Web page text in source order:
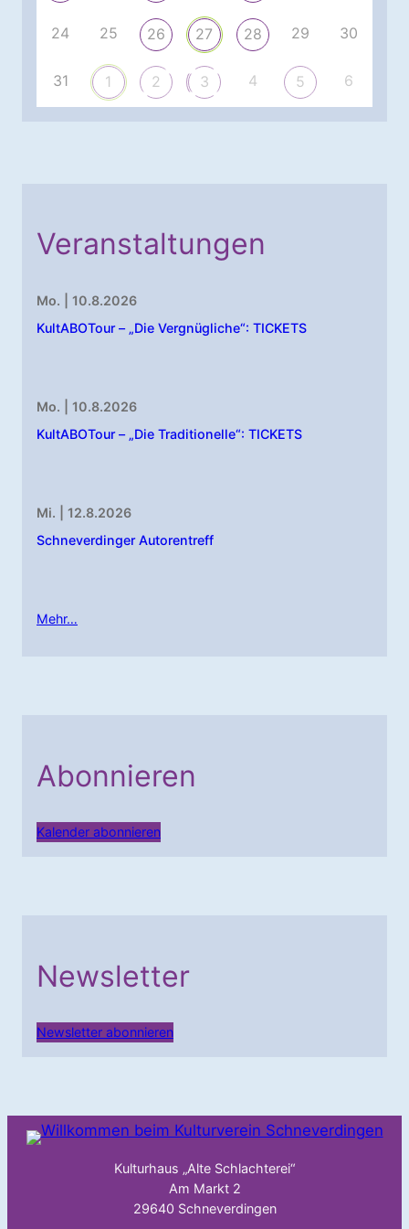
24 25 26 27 28 29 30
31 1 2 3 4 5 6
Veranstaltungen
Mo. | 10.8.2026
KultABOTour – „Die Vergnügliche“: TICKETS
Mo. | 10.8.2026
KultABOTour – „Die Traditionelle“: TICKETS
Mi. | 12.8.2026
Schneverdinger Autorentreff
Mehr…
Abonnieren
Kalender abonnieren
Newsletter
Newsletter abonnieren
Kulturhaus „Alte Schlachterei“
Am Markt 2
29640 Schneverdingen